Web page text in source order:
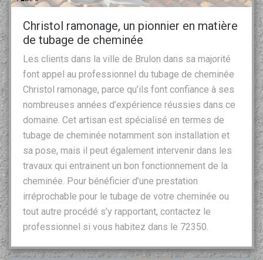
Christol ramonage, un pionnier en matière
de tubage de cheminée
Les clients dans la ville de Brulon dans sa majorité
font appel au professionnel du tubage de cheminée
Christol ramonage, parce qu’ils font confiance à ses
nombreuses années d’expérience réussies dans ce
domaine. Cet artisan est spécialisé en termes de
tubage de cheminée notamment son installation et
sa pose, mais il peut également intervenir dans les
travaux qui entrainent un bon fonctionnement de la
cheminée. Pour bénéficier d’une prestation
irréprochable pour le tubage de votre cheminée ou
tout autre procédé s’y rapportant, contactez le
professionnel si vous habitez dans le 72350.